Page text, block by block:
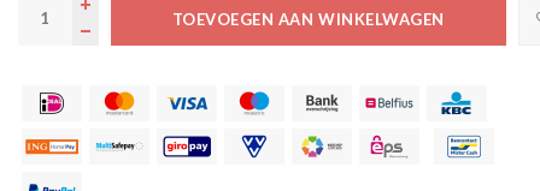
TOEVOEGEN AAN WINKELWAGEN